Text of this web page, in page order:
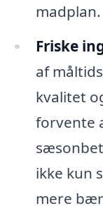
madplan.
Friske
af
kvalitet
forvente
ikke kun
mere